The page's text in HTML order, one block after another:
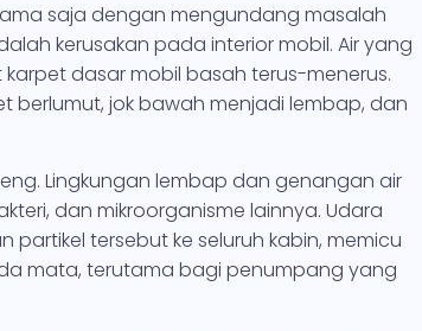
saja dengan mengundang masalah
kerusakan pada interior mobil. Air yang
dasar mobil basah terus-menerus.
berlumut, jok bawah menjadi lembap, dan
Lingkungan lembap dan genangan air
dan mikroorganisme lainnya. Udara
tersebut ke seluruh kabin, memicu
mata, terutama bagi penumpang yang